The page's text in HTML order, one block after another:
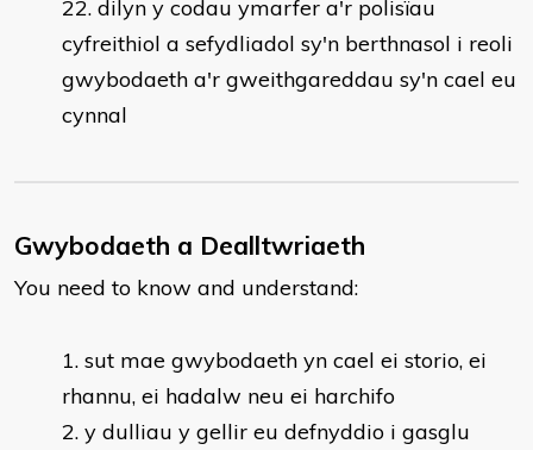
dilyn y codau ymarfer a'r polisïau
cyfreithiol a sefydliadol sy'n berthnasol i reoli
gwybodaeth a'r gweithgareddau sy'n cael eu
cynnal
Gwybodaeth a Dealltwriaeth
You need to know and understand:
sut mae gwybodaeth yn cael ei storio, ei
rhannu, ei hadalw neu ei harchifo
y dulliau y gellir eu defnyddio i gasglu